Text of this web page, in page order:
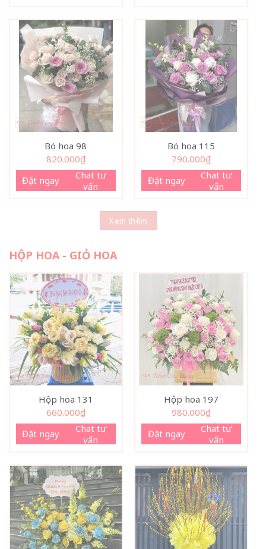
Bó hoa 98
820.000₫
Đặt ngay
Chat tư
vấn
Bó hoa 115
790.000₫
Đặt ngay
Chat tư
vấn
Xem thêm
HỘP HOA - GIỎ HOA
Hộp hoa 131
660.000₫
Đặt ngay
Chat tư
vấn
Hộp hoa 197
980.000₫
Đặt ngay
Chat tư
vấn